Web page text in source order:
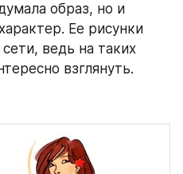
образ, но и
Ее рисунки
ведь на таких
взглянуть.